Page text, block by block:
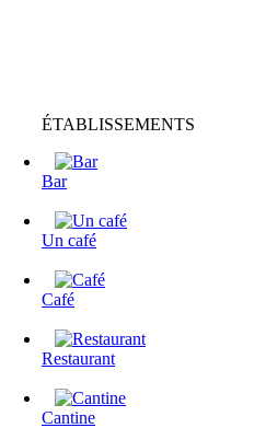
ÉTABLISSEMENTS
Bar
Un café
Café
Restaurant
Cantine